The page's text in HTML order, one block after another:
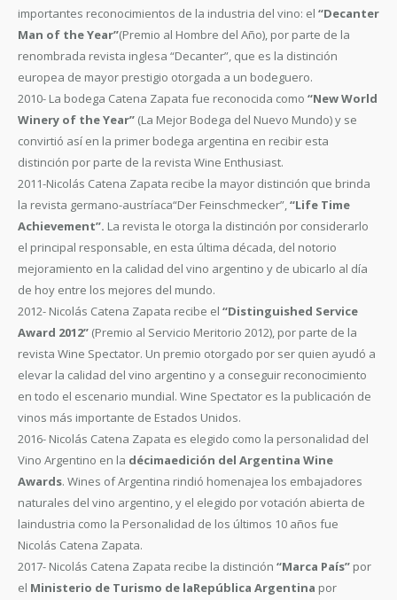
importantes reconocimientos de la industria del vino: el “Decanter
Man of the Year”(Premio al Hombre del Año), por parte de la
renombrada revista inglesa “Decanter”, que es la distinción
europea de mayor prestigio otorgada a un bodeguero.
2010- La bodega Catena Zapata fue reconocida como “New World
Winery of the Year” (La Mejor Bodega del Nuevo Mundo) y se
convirtió así en la primer bodega argentina en recibir esta
distinción por parte de la revista Wine Enthusiast.
2011-Nicolás Catena Zapata recibe la mayor distinción que brinda
la revista germano-austríaca“Der Feinschmecker”,“Life Time
Achievement”. La revista le otorga la distinción por considerarlo
el principal responsable, en esta última década, del notorio
mejoramiento en la calidad del vino argentino y de ubicarlo al día
de hoy entre los mejores del mundo.
2012- Nicolás Catena Zapata recibe el “Distinguished Service
Award 2012” (Premio al Servicio Meritorio 2012), por parte de la
revista Wine Spectator. Un premio otorgado por ser quien ayudó a
elevar la calidad del vino argentino y a conseguir reconocimiento
en todo el escenario mundial. Wine Spectator es la publicación de
vinos más importante de Estados Unidos.
2016- Nicolás Catena Zapata es elegido como la personalidad del
Vino Argentino en la décimaedición del Argentina Wine
Awards. Wines of Argentina rindió homenajea los embajadores
naturales del vino argentino, y el elegido por votación abierta de
laindustria como la Personalidad de los últimos 10 años fue
Nicolás Catena Zapata.
2017- Nicolás Catena Zapata recibe la distinción “Marca País” por
el Ministerio de Turismo de laRepública Argentina por